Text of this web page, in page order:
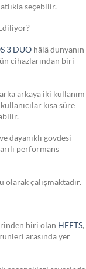
seçebilir.
3 DUOhâlâ dünyanın
cihazlarından biri
arkaya iki kullanım
kısa süre
dayanıklı gövdesi
performans
olarak çalışmaktadır.
biri olan HEETS,
arasında yer